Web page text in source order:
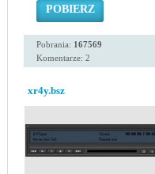
POBIERZ
Pobrania: 167569
Komentarze: 2
xr4y.bsz